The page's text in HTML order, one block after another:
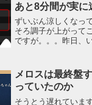
あと8分間が実に
ずいぶん涼しくなっ
そろ調子が上がって
ですが。。。昨日、
(笑)3km までは 6 月
走れ...
メロスは最終盤
っていたのか
そうとう遅れていま